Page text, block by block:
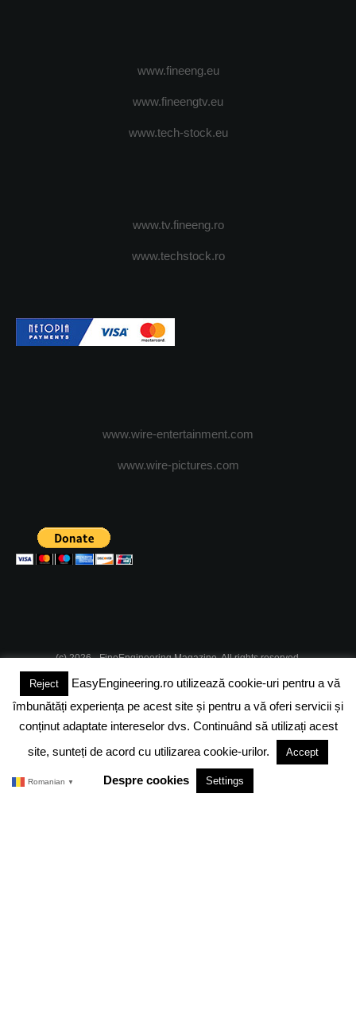
www.fineeng.eu
www.fineengtv.eu
www.tech-stock.eu
www.tv.fineeng.ro
www.techstock.ro
www.wire-entertainment.com
www.wire-pictures.com
(c) 2026 - FineEngineering Magazine. All rights reserved.
DESPRE NOI ABONAMENT
DESPRE COOKIES POLITICA DE CONFIDENTIALITATE
TERMENI SI CONDITII
Reject
EasyEngineering.ro utilizează cookie-uri pentru a vă
îmbunătăți experiența pe acest site și pentru a vă oferi servicii și
conținut adaptate intereselor dvs. Continuând să utilizați acest
site, sunteți de acord cu utilizarea cookie-urilor.
Accept
Despre cookies Settings
Romanian ▼